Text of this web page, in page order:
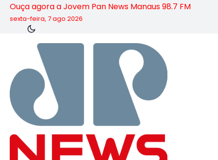
Ouça agora a Jovem Pan News Manaus 98.7 FM
sexta-feira, 7 ago 2026